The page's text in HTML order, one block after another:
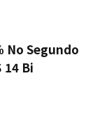
No Segundo
14 Bi